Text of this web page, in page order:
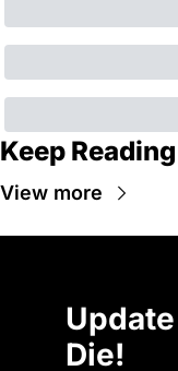
Keep Reading
View more
Die!